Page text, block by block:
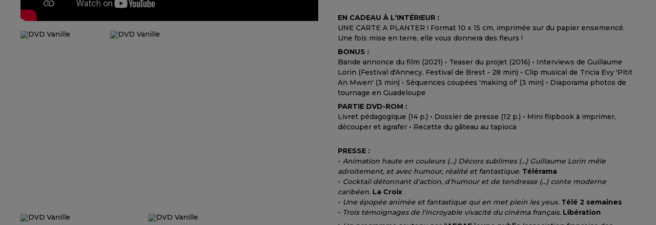
EN CADEAU À L'INTÉRIEUR :
UNE CARTE A PLANTER ! Format 10 x 15 cm, imprimée sur du papier ensemencé.
Une fois mise en terre, elle vous donnera des fleurs !
BONUS :
Bande annonce du film (2021) • Teaser du projet (2016) • Interviews de Guillaume
Lorin (Festival d'Annecy, Festival de Brest - 28 min) • Clip musical de Tricia Evy 'Pitit
An Mwen' (3 min) • Séquences coupées 'making of' (3 min) • Diaporama photos de
tournage en Guadeloupe
PARTIE DVD-ROM :
Livret pédagogique (14 p.) • Dossier de presse (12 p.) • Mini flipbook à imprimer,
découper et agrafer • Recette du gâteau au tapioca
PRESSE :
- Animation haute en couleurs (...) Décors sublimes (...) Guillaume Lorin mêle
adroitement, et avec humour, réalité et fantastique. Télérama
- Cocktail détonnant d'action, d'humour et de tendresse (...) conte moderne
caribéen. La Croix
- Une épopée animée et fantastique qui en met plein les yeux. Télé 2 semaines
- Trois témoignages de l'incroyable vivacité du cinéma français. Libération